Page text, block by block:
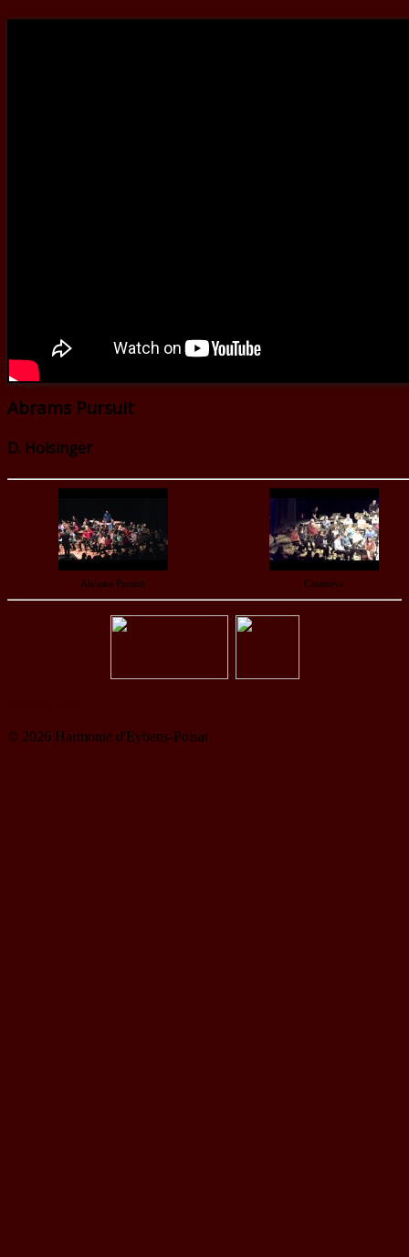
Abrams Pursuit
D. Holsinger
Abrams Pursuit Casanova
© 2026 Harmonie d'Eybens-Poisat